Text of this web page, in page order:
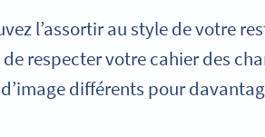
l’assortir au style de votre
respecter votre cahier des
différents pour